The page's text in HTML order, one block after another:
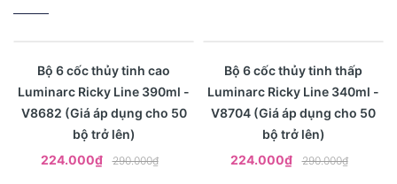
Xem nhanh
Bộ 6 cốc thủy tinh cao
Luminarc Ricky Line 390ml -
V8682 (Giá áp dụng cho 50
bộ trở lên)
224.000₫
290.000₫
Xem nhanh
Bộ 6 cốc thủy tinh thấp
Luminarc Ricky Line 340ml -
V8704 (Giá áp dụng cho 50
bộ trở lên)
224.000₫
290.000₫